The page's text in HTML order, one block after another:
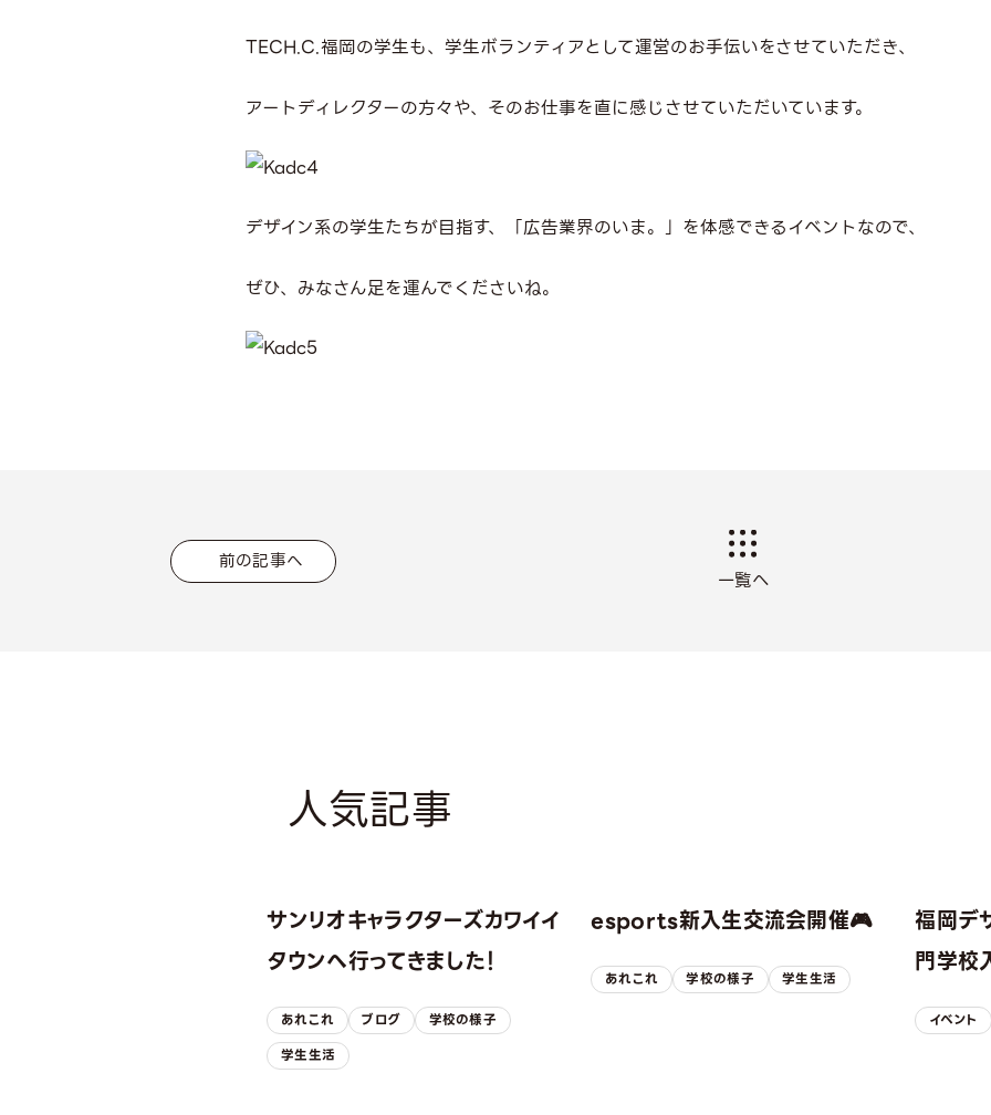
TECH.C.福岡の学生も、学生ボランティアとして運営のお手伝いをさせていただき、
アートディレクターの方々や、そのお仕事を直に感じさせていただいています。
デザイン系の学生たちが目指す、「広告業界のいま。」を体感できるイベントなので、
ぜひ、みなさん足を運んでくださいね。
前の記事へ
一覧へ
人気記事
サンリオキャラクターズカワイイ
タウンへ行ってきました！
あれこれ ブログ
学校の様子
学生生活
esports新入生交流会開催🎮
あれこれ 学校の様子 学生生活
福岡デ
門学校
イベント